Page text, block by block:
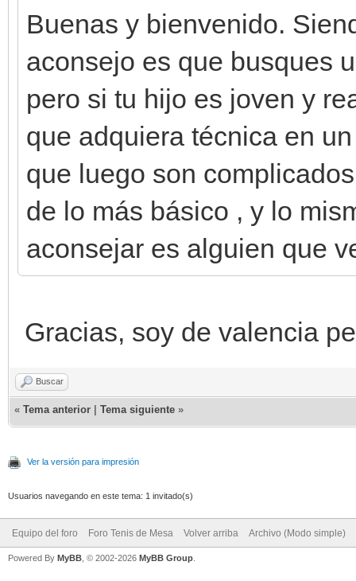
Buenas y bienvenido.
aconsejo es que busques
pero si tu hijo es joven y
que adquiera técnica en
que luego son
de lo más básico , y lo
aconsejar es alguien que
Gracias, soy de valencia
Buscar
« Tema anterior Tema siguiente »
Ver la versión para impresión
Usuarios navegando en este tema: 1 invitado(s)
Equipo del foro Foro Tenis de Mesa Volver arriba Archivo (Modo simple)
Powered By MyBB , © 2002-2026 MyBB Group